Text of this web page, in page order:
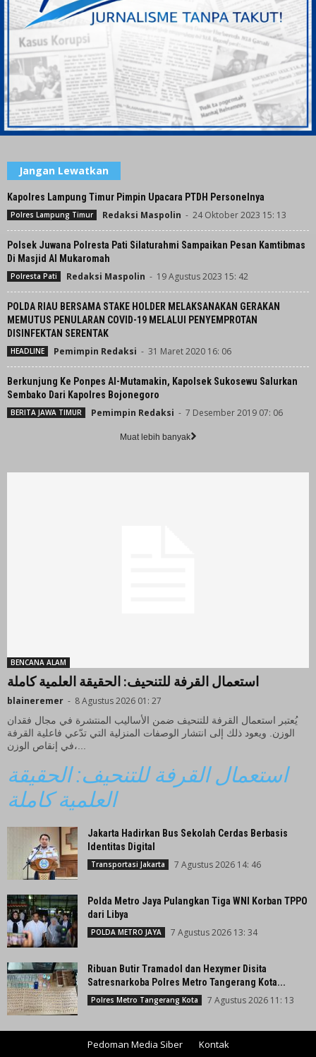
Jangan Lewatkan
Kapolres Lampung Timur Pimpin Upacara PTDH Personelnya
Polres Lampung Timur Redaksi Maspolin - 24 Oktober 2023 15: 13
Polsek Juwana Polresta Pati Silaturahmi Sampaikan Pesan Kamtibmas
Di Masjid Al Mukaromah
Polresta Pati Redaksi Maspolin - 19 Agustus 2023 15: 42
POLDA RIAU BERSAMA STAKE HOLDER MELAKSANAKAN GERAKAN
MEMUTUS PENULARAN COVID-19 MELALUI PENYEMPROTAN
DISINFEKTAN SERENTAK
HEADLINE Pemimpin Redaksi - 31 Maret 2020 16: 06
Berkunjung Ke Ponpes Al-Mutamakin, Kapolsek Sukosewu Salurkan
Sembako Dari Kapolres Bojonegoro
BERITA JAWA TIMUR Pemimpin Redaksi - 7 Desember 2019 07: 06
Muat lebih banyak
BENCANA ALAM
استعمال القرفة للتنحيف: الحقيقة العلمية كاملة
blaineremer - 8 Agustus 2026 01: 27
يُعتبر استعمال القرفة للتنحيف ضمن الأساليب المنتشرة في مجال فقدان
الوزن. ويعود ذلك إلى انتشار الوصفات المنزلية التي تدّعي فاعلية القرفة
في إنقاص الوزن،...
استعمال القرفة للتنحيف: الحقيقة
العلمية كاملة
Jakarta Hadirkan Bus Sekolah Cerdas Berbasis
Identitas Digital
Transportasi Jakarta 7 Agustus 2026 14: 46
Polda Metro Jaya Pulangkan Tiga WNI Korban TPPO
dari Libya
POLDA METRO JAYA 7 Agustus 2026 13: 34
Ribuan Butir Tramadol dan Hexymer Disita
Satresnarkoba Polres Metro Tangerang Kota...
Polres Metro Tangerang Kota 7 Agustus 2026 11: 13
Pedoman Media Siber Kontak